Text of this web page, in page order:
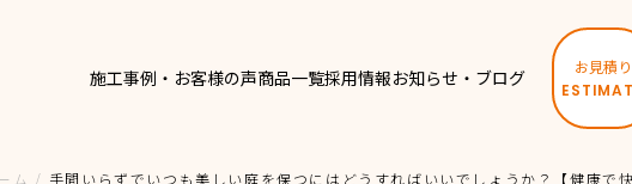
施工事例・お客様の声商品一覧採用情報お知らせ・ブログ
お見積り
窓まわり
RECRUIT
RELATED
ム / 手間いらずでいつも美しい庭を保つにはどうすればいいでしょうか？【健康で快